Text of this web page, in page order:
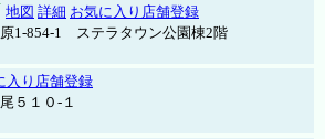
地図 詳細 お気に入り店舗登録
1-854-1 ステラタウン公園棟2階
入り店舗登録
５１０-１